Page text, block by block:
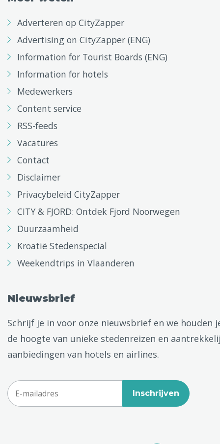
Adverteren op CityZapper
Advertising on CityZapper (ENG)
Information for Tourist Boards (ENG)
Information for hotels
Medewerkers
Content service
RSS-feeds
Vacatures
Contact
Disclaimer
Privacybeleid CityZapper
CITY & FJORD: Ontdek Fjord Noorwegen
Duurzaamheid
Kroatië Stedenspecial
Weekendtrips in Vlaanderen
Nieuwsbrief
Schrijf je in voor onze nieuwsbrief en we houden
de hoogte van unieke stedenreizen en
aanbiedingen van hotels en airlines.
Inschrijven